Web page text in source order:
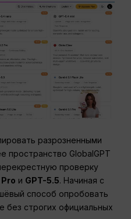
разрозненными
пространство GlobalGPT
проверку
Pro и GPT-5.5. Начиная с
способ опробовать
без строгих официальных